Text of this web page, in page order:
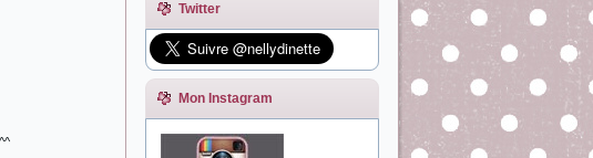
^^
Twitter
Mon Instagram